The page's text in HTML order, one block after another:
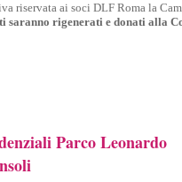
riservata ai soci DLF Roma la
saranno rigenerati e donati alla
Parco Leonardo